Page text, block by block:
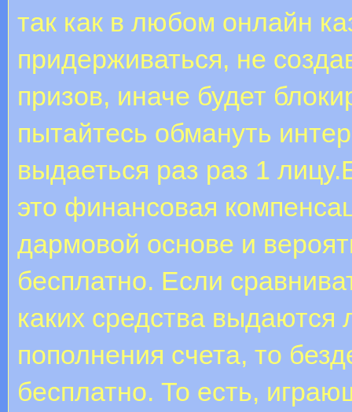
так как в любом онлайн
придерживаться, не
призов, иначе будет
пытайтесь обмануть
выдаеться раз раз 1
это финансовая
дармовой основе и
бесплатно. Если
каких средства выдаются
пополнения счета, то
бесплатно. То есть,